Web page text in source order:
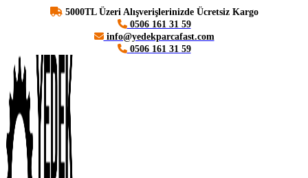
5000TL Üzeri Alışverişlerinizde Ücretsiz Kargo
0506 161 31 59
info@yedekparcafast.com
0506 161 31 59